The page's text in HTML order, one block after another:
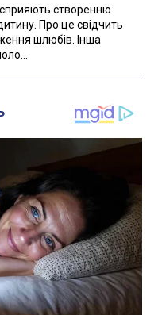
сприяють створенню
Про це свідчить
шлюбів. Інша